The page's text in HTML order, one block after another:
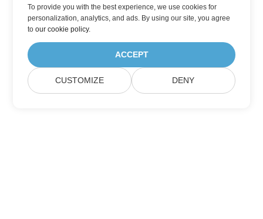
To provide you with the best experience, we use cookies for
personalization, analytics, and ads. By using our site, you agree
toour cookie policy.
ACCEPT
CUSTOMIZE DENY